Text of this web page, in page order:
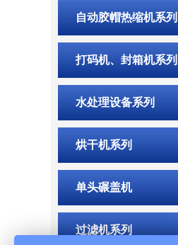
自动胶帽热缩机系列
打码机、封箱机系列
水处理设备系列
烘干机系列
单头碾盖机
过滤机系列